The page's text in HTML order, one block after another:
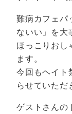
難病カフェパ
ないい」を大
ほっこりおし
ます。
今回もヘイト
らせていただ
ゲストさんの